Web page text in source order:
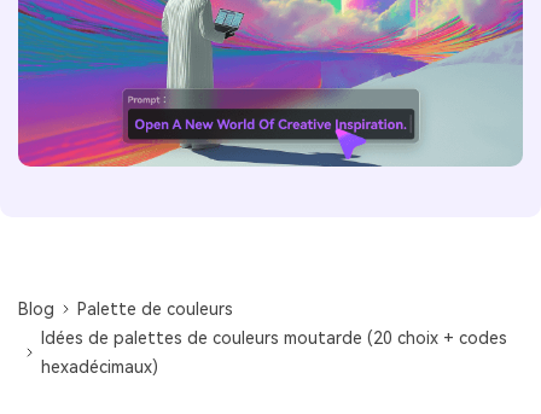
Blog
Palette de couleurs
Idées de palettes de couleurs moutarde (20 choix + codes
hexadécimaux)